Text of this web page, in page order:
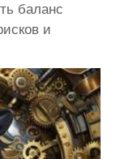
баланс
и